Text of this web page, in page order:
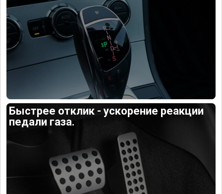
Быстрее отклик - ускорение реакции
педали газа.